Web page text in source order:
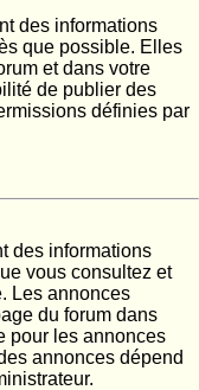
des informations
que possible. Elles
et dans votre
de publier des
définies par
des informations
vous consultez et
Les annonces
du forum dans
pour les annonces
annonces dépend